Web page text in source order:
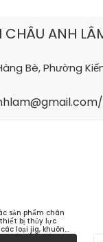
ANH
Bè, Phường
sản phẩm chân
bị thủy lực
loại jig, khuôn...